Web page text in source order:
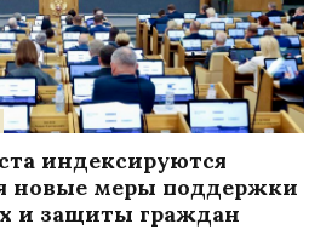
индексируются
новые меры поддержки
и защиты граждан